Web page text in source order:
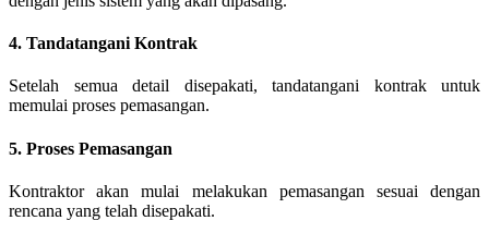
4. Tandatangani Kontrak
Setelah semua detail disepakati, tandatangani kontrak untuk
memulai proses pemasangan.
5. Proses Pemasangan
Kontraktor akan mulai melakukan pemasangan sesuai dengan
rencana yang telah disepakati.